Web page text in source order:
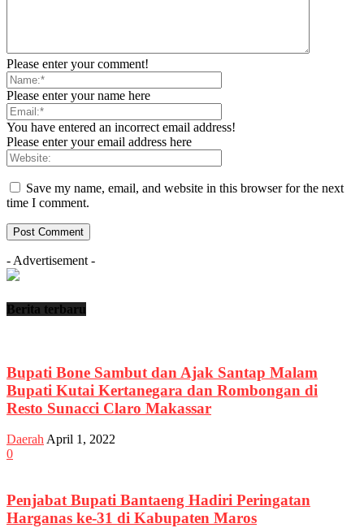
Please enter your comment!
Please enter your name here
You have entered an incorrect email address!
Please enter your email address here
Save my name, email, and website in this browser for the next
time I comment.
- Advertisement -
Berita terbaru
Bupati Bone Sambut dan Ajak Santap Malam
Bupati Kutai Kertanegara dan Rombongan di
Resto Sunacci Claro Makassar
Daerah April 1, 2022
0
Penjabat Bupati Bantaeng Hadiri Peringatan
Harganas ke-31 di Kabupaten Maros